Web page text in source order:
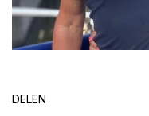
DELEN